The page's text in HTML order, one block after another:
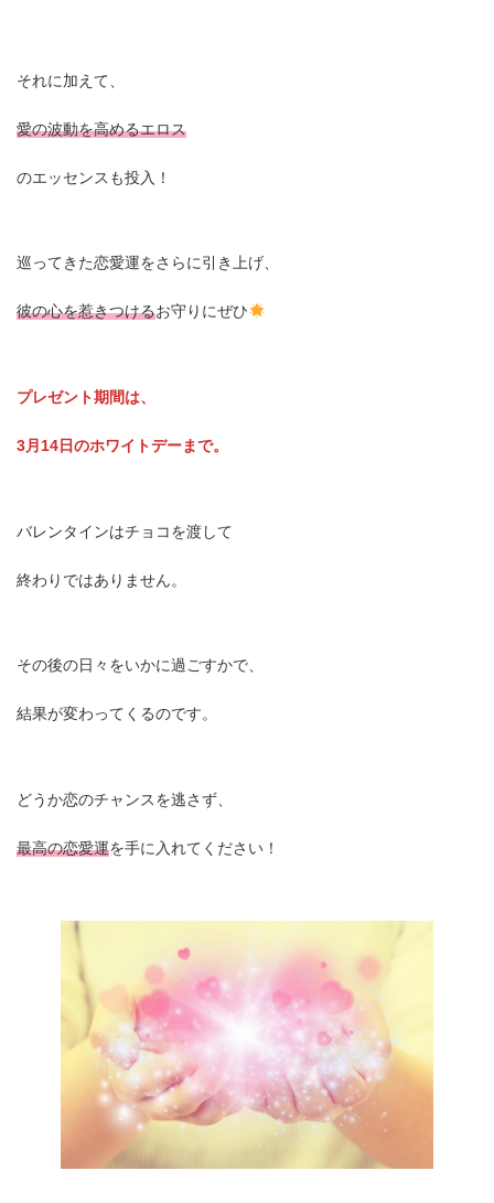
それに加えて、
愛の波動を高めるエロス
のエッセンスも投入！
巡ってきた恋愛運をさらに引き上げ、
彼の心を惹きつけるお守りにぜひ
プレゼント期間は、
3月14日のホワイトデーまで。
バレンタインはチョコを渡して
終わりではありません。
その後の日々をいかに過ごすかで、
結果が変わってくるのです。
どうか恋のチャンスを逃さず、
最高の恋愛運を手に入れてください！